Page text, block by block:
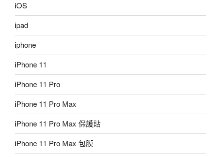
iOS
ipad
iphone
iPhone 11
iPhone 11 Pro
iPhone 11 Pro Max
iPhone 11 Pro Max 保護貼
iPhone 11 Pro Max 包膜